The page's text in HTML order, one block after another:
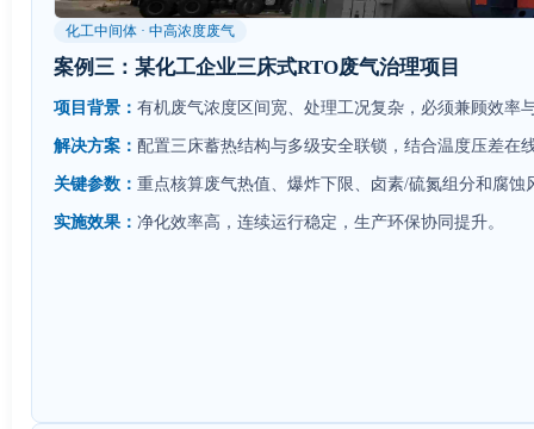
化工中间体 · 中高浓度废气
案例三：某化工企业三床式RTO废气治理项目
项目背景： 有机废气浓度区间宽、处理工况复杂，必须兼顾效率
解决方案： 配置三床蓄热结构与多级安全联锁，结合温度压差在
关键参数： 重点核算废气热值、爆炸下限、卤素/硫氮组分和腐
实施效果： 净化效率高，连续运行稳定，生产环保协同提升。